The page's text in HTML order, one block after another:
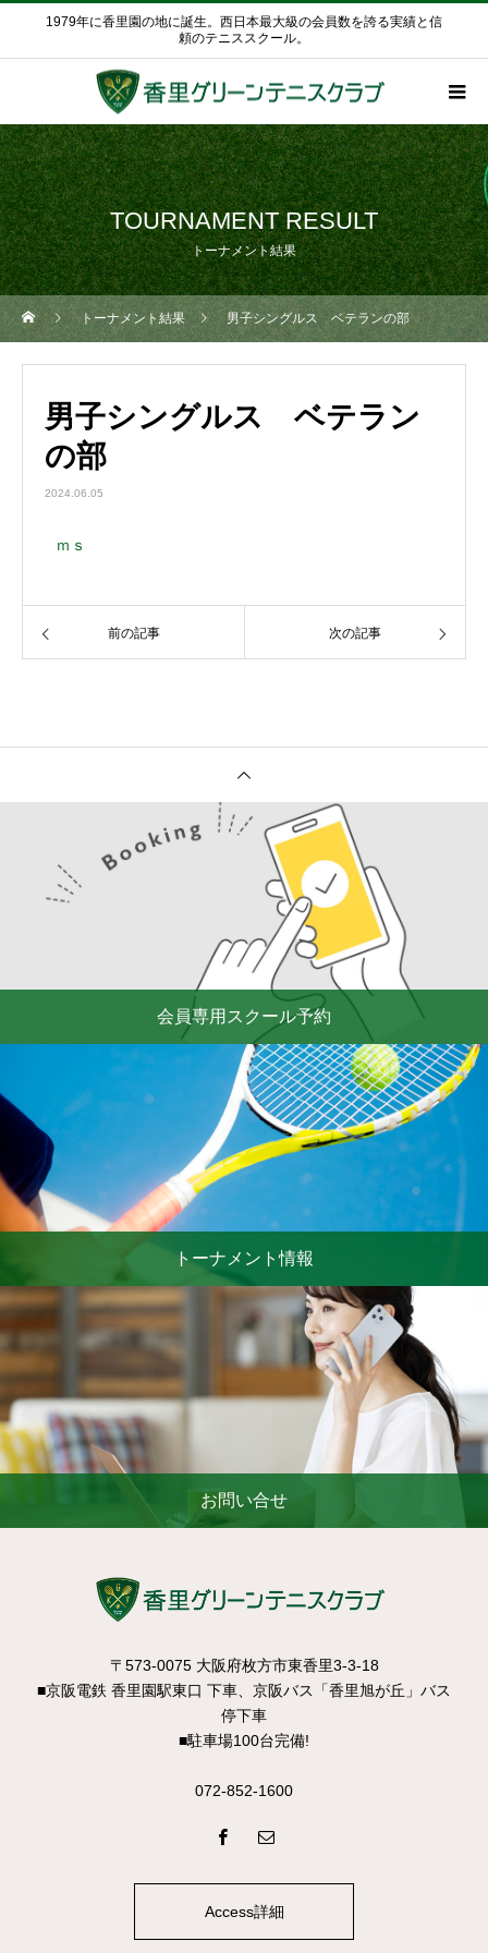
1979年に香里園の地に誕生。西日本最大級の会員数を誇る実績と信
頼のテニススクール。
TOURNAMENT RESULT
トーナメント結果
トーナメント結果 男子シングルス ベテランの部
男子シングルス ベテラン
の部
2024.06.05
ｍｓ
前の記事 次の記事
会員専用スクール予約
トーナメント情報
お問い合せ
〒573-0075 大阪府枚方市東香里3-3-18
■京阪電鉄 香里園駅東口 下車、京阪バス「香里旭が丘」バス
停下車
■駐車場100台完備!
072-852-1600
Access詳細